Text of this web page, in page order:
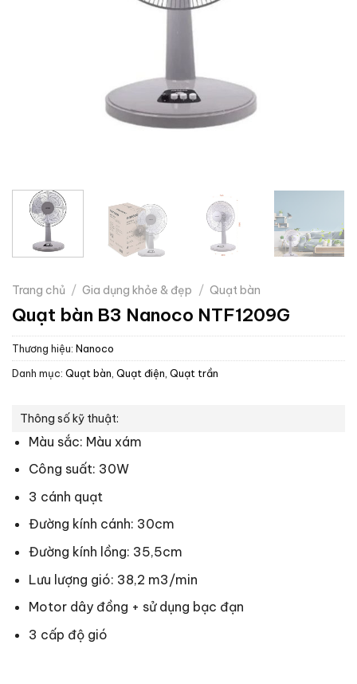
Trang chủ / Gia dụng khỏe & đẹp / Quạt bàn
Quạt bàn B3 Nanoco NTF1209G
Thương hiệu: Nanoco
Danh mục: Quạt bàn Quạt điện, Quạt trần
Thông số kỹ thuật:
Màu sắc: Màu xám
Công suất: 30W
3 cánh quạt
Đường kính cánh: 30cm
Đường kính lồng: 35,5cm
Lưu lượng gió: 38,2 m3 /min
Motor dây đồng + sử dụng bạc đạn
3 cấp độ gió